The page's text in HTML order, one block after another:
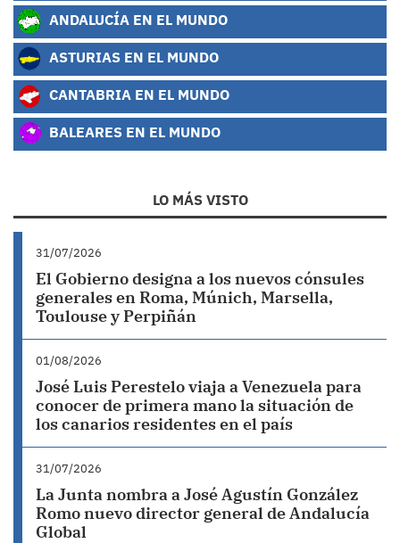
ANDALUCÍA EN EL MUNDO
ASTURIAS EN EL MUNDO
CANTABRIA EN EL MUNDO
BALEARES EN EL MUNDO
LO MÁS VISTO
31/07/2026
El Gobierno designa a los nuevos cónsules
generales en Roma, Múnich, Marsella,
Toulouse y Perpiñán
01/08/2026
José Luis Perestelo viaja a Venezuela para
conocer de primera mano la situación de
los canarios residentes en el país
31/07/2026
La Junta nombra a José Agustín González
Romo nuevo director general de Andalucía
Global